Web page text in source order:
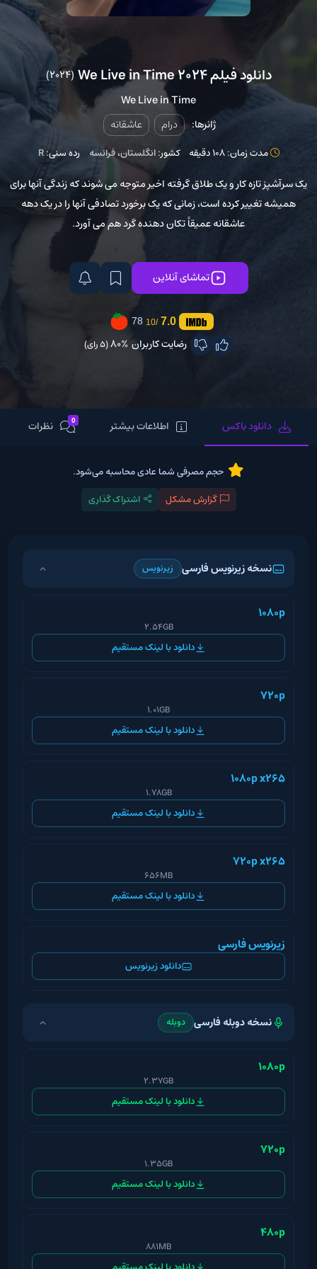
دانلود فیلم We Live in Time 2024 (2024)
We Live in Time
ژانرها: درام عاشقانه
مدت زمان: 108 دقیقه کشور:انگلستان،فرانسه رده سنی:R
یک سرآشپز تازه کار و یک طلاق گرفته اخیر متوجه می شوند که زندگی آنها برای
همیشه تغییر کرده است، زمانی که یک برخورد تصادفی آنها را در یک دهه
عاشقانه عمیقاً تکان دهنده گرد هم می آورد.
تماشای آنلاین
7.0
/10
78
رضایت کاربران 80%(5 رای)
دانلود باکس اطلاعات بیشتر 0 نظرات
حجم مصرفی شما عادی محاسبه می‌شود.
گزارش مشکل
اشتراک گذاری
نسخه زیرنویس فارسی زیرنویس
1080p
2.54GB
دانلود با لینک مستقیم
720p
1.01GB
دانلود با لینک مستقیم
1080p x265
1.78GB
دانلود با لینک مستقیم
720p x265
656MB
دانلود با لینک مستقیم
زیرنویس فارسی
دانلود زیرنویس
نسخه دوبله فارسی دوبله
1080p
2.37GB
دانلود با لینک مستقیم
720p
1.35GB
دانلود با لینک مستقیم
480p
881MB